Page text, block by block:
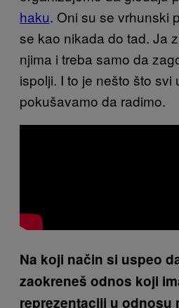
haku. Oni su se vrhunski
se kao nikada do tad. Ja
njima i treba samo da
ispolji. I to je nešto što svi
pokušavamo da radimo.
Na koji način si uspeo
zaokreneš odnos koji
reprezentaciji u odnosu